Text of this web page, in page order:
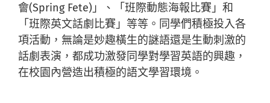
會(Spring Fete)」、「班際動態海報比賽」和
「班際英文話劇比賽」等等。同學們積極投入各
項活動，無論是妙趣橫生的謎語還是生動刺激的
話劇表演，都成功激發同學對學習英語的興趣，
在校園內營造出積極的語文學習環境。